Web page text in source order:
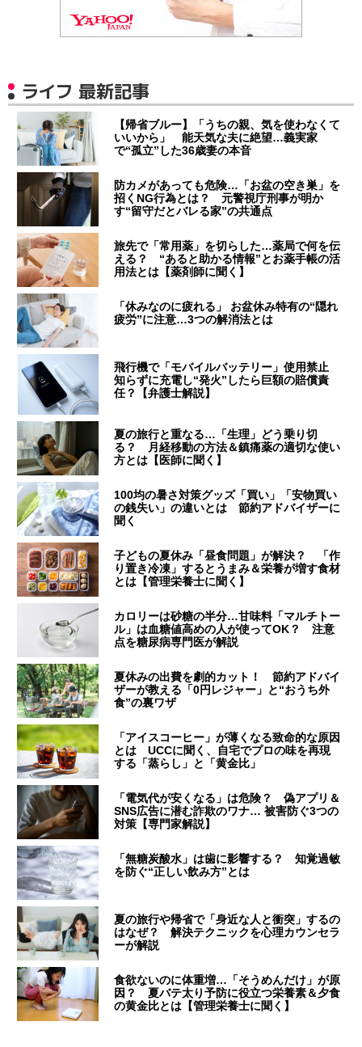
ライフ 最新記事
【帰省ブルー】「うちの親、気を使わなくて
いいから」 能天気な夫に絶望…義実家
で“孤立”した36歳妻の本音
防カメがあっても危険…「お盆の空き巣」を
招くNG行為とは？ 元警視庁刑事が明か
す“留守だとバレる家”の共通点
旅先で「常用薬」を切らした…薬局で何を伝
える？ “あると助かる情報”とお薬手帳の活
用法とは【薬剤師に聞く】
「休みなのに疲れる」 お盆休み特有の“隠れ
疲労”に注意…3つの解消法とは
飛行機で「モバイルバッテリー」使用禁止
知らずに充電し“発火”したら巨額の賠償責
任？【弁護士解説】
夏の旅行と重なる…「生理」どう乗り切
る？ 月経移動の方法＆鎮痛薬の適切な使い
方とは【医師に聞く】
100均の暑さ対策グッズ「買い」「安物買い
の銭失い」の違いとは 節約アドバイザーに
聞く
子どもの夏休み「昼食問題」が解決？ 「作
り置き冷凍」するとうまみ＆栄養が増す食材
とは【管理栄養士に聞く】
カロリーは砂糖の半分…甘味料「マルチトー
ル」は血糖値高めの人が使ってOK？ 注意
点を糖尿病専門医が解説
夏休みの出費を劇的カット！ 節約アドバイ
ザーが教える「0円レジャー」と“おうち外
食”の裏ワザ
「アイスコーヒー」が薄くなる致命的な原因
とは UCCに聞く、自宅でプロの味を再現
する「蒸らし」と「黄金比」
「電気代が安くなる」は危険？ 偽アプリ＆
SNS広告に潜む詐欺のワナ… 被害防ぐ3つの
対策【専門家解説】
「無糖炭酸水」は歯に影響する？ 知覚過敏
を防ぐ“正しい飲み方”とは
夏の旅行や帰省で「身近な人と衝突」するの
はなぜ？ 解決テクニックを心理カウンセラ
ーが解説
食欲ないのに体重増…「そうめんだけ」が原
因？ 夏バテ太り予防に役立つ栄養素＆夕食
の黄金比とは【管理栄養士に聞く】